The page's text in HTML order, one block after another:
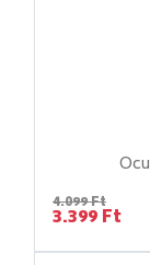
4.099 Ft
3.399 Ft